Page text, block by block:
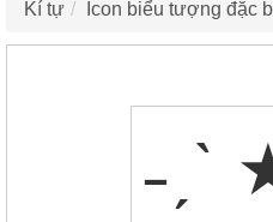
Kí tự Icon biểu tượng đặc
˗ˏˋ